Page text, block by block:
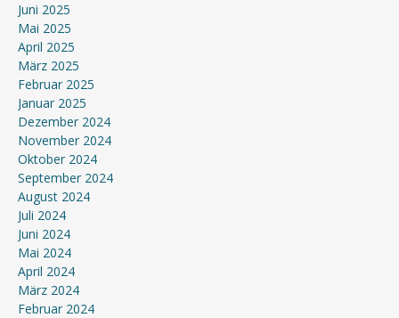
Juni 2025
Mai 2025
April 2025
März 2025
Februar 2025
Januar 2025
Dezember 2024
November 2024
Oktober 2024
September 2024
August 2024
Juli 2024
Juni 2024
Mai 2024
April 2024
März 2024
Februar 2024